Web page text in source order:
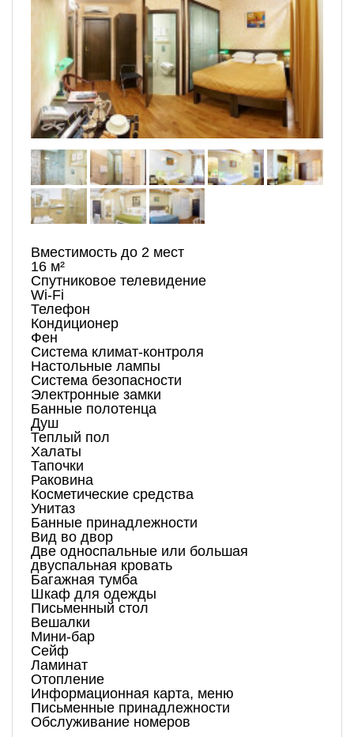
Вместимость до 2 мест
16 м²
Спутниковое телевидение
Wi-Fi
Телефон
Кондиционер
Фен
Система климат-контроля
Настольные лампы
Система безопасности
Электронные замки
Банные полотенца
Душ
Теплый пол
Халаты
Тапочки
Раковина
Косметические средства
Унитаз
Банные принадлежности
Вид во двор
Две односпальные или большая
двуспальная кровать
Багажная тумба
Шкаф для одежды
Письменный стол
Вешалки
Мини-бар
Сейф
Ламинат
Отопление
Информационная карта, меню
Письменные принадлежности
Обслуживание номеров